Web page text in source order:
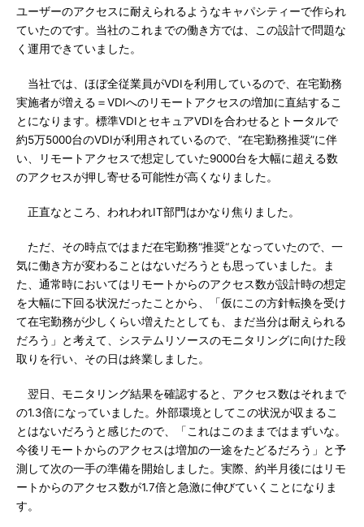
ユーザーのアクセスに耐えられるようなキャパシティーで作られ
ていたのです。当社のこれまでの働き方では、この設計で問題な
く運用できていました。
当社では、ほぼ全従業員がVDIを利用しているので、在宅勤務
実施者が増える＝VDIへのリモートアクセスの増加に直結するこ
とになります。標準VDIとセキュアVDIを合わせるとトータルで
約5万5000台のVDIが利用されているので、“在宅勤務推奨”に伴
い、リモートアクセスで想定していた9000台を大幅に超える数
のアクセスが押し寄せる可能性が高くなりました。
正直なところ、われわれIT部門はかなり焦りました。
ただ、その時点ではまだ在宅勤務“推奨“となっていたので、一
気に働き方が変わることはないだろうとも思っていました。ま
た、通常時においてはリモートからのアクセス数が設計時の想定
を大幅に下回る状況だったことから、「仮にこの方針転換を受け
て在宅勤務が少しくらい増えたとしても、まだ当分は耐えられる
だろう」と考えて、システムリソースのモニタリングに向けた段
取りを行い、その日は終業しました。
翌日、モニタリング結果を確認すると、アクセス数はそれまで
の1.3倍になっていました。外部環境としてこの状況が収まるこ
とはないだろうと感じたので、「これはこのままではまずいな。
今後リモートからのアクセスは増加の一途をたどるだろう」と予
測して次の一手の準備を開始しました。実際、約半月後にはリモ
ートからのアクセス数が1.7倍と急激に伸びていくことになりま
す。